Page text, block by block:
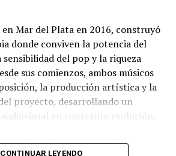
alma española y algo más”
copla española, flamenco y
Mariela Deanes interpreta
coplas del repertorio de grandes
incursiona en el tango argentino y
y baile y un cierre a toda rumba.
Mar del Plata en 2016, construyó
donde conviven la potencia del
del pop y la riqueza
sus comienzos, ambos músicos
la producción artística y la
proyecto, desarrollando un
en constante evolución.
dormías representa el primer
CONTINUAR LEYENDO